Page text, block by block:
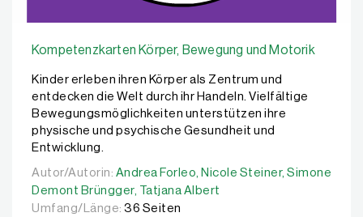
Kompetenzkarten Körper, Bewegung und Motorik
Kinder erleben ihren Körper als Zentrum und
entdecken die Welt durch ihr Handeln. Vielfältige
Bewegungsmöglichkeiten unterstützen ihre
physische und psychische Gesundheit und
Entwicklung.
Autor/Autorin: Andrea Forleo, Nicole Steiner, Simone
Autor/Autorin: Andrea Forleo, Nicole Steiner, Simone
Demont Brüngger,
Tatjana Albert
Umfang/Länge: 36 Seiten